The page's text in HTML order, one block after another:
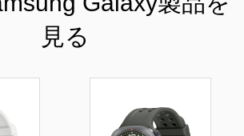
見る